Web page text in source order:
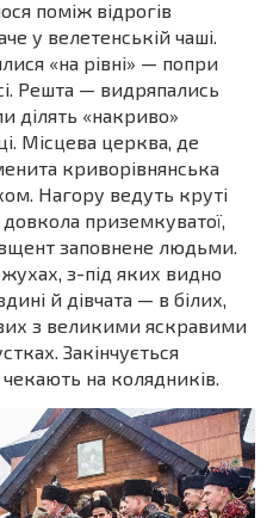
поміж відрогів
у велетенській чаші.
«на рівні» — попри
Решта — видряпались
ділять «накриво»
Місцева церква, де
криворівнянська
Нагору ведуть круті
довкола приземкуватої,
заповнене людьми.
з-під яких видно
й дівчата — в білих,
з великими яскравими
Закінчується
на колядників.